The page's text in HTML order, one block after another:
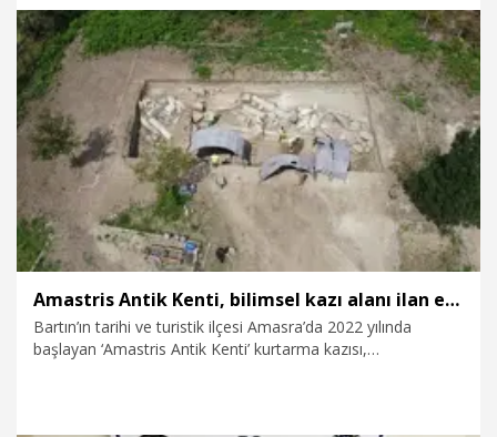
yazan büyücünün Allah belasını versin" dedi. Hastane
raporunun okunduğu duruşmada Demir'in akıl sağlığının
yerinde olduğu belirtildi.
12.09.2024 Gündem
Amastris Antik Kenti, bilimsel kazı alanı ilan edildi
Bartın’ın tarihi ve turistik ilçesi Amasra’da 2022 yılında
başlayan ‘Amastris Antik Kenti’ kurtarma kazısı,